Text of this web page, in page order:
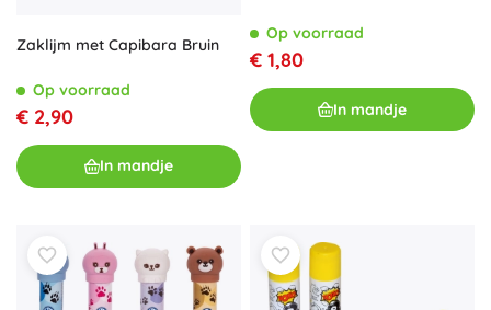
Zaklijm met Capibara Bruin
Op voorraad
€ 2,90
In mandje
Op voorraad
€ 1,80
In mandje